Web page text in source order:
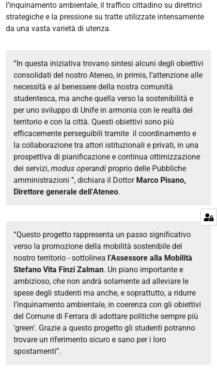
l’inquinamento ambientale, il traffico cittadino su direttrici
strategiche e la pressione su tratte utilizzate intensamente
da una vasta varietà di utenza.
“In questa iniziativa trovano sintesi alcuni degli obiettivi
consolidati del nostro Ateneo, in primis, l’attenzione alle
necessità e al benessere della nostra comunità
studentesca, ma anche quella verso la sostenibilità e
per uno sviluppo di Unife in armonia con le realtà del
territorio e con la città. Questi obiettivi sono più
efficacemente perseguibili tramite il coordinamento e
la collaborazione tra attori istituzionali e privati, in una
prospettiva di pianificazione e continua ottimizzazione
dei servizi, modus operandi proprio delle Pubbliche
amministrazioni ”, dichiara il Dottor Marco Pisano,
Direttore generale dell’Ateneo.
“Questo progetto rappresenta un passo significativo
verso la promozione della mobilità sostenibile del
nostro territorio - sottolinea l’Assessore alla Mobilità
Stefano Vita Finzi Zalman. Un piano importante e
ambizioso, che non andrà solamente ad alleviare le
spese degli studenti ma anche, e soprattutto, a ridurre
l’inquinamento ambientale, in coerenza con gli obiettivi
del Comune di Ferrara di adottare politiche sempre più
‘green’. Grazie a questo progetto gli studenti potranno
trovare un riferimento sicuro e sano per i loro
spostamenti”.